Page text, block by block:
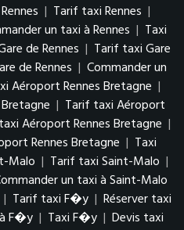
| Tarif taxi Rennes |
un taxi à Rennes | Taxi
de Rennes | Tarif taxi Gare
de Rennes | Commander un
Aéroport Rennes Bretagne |
| Tarif taxi Aéroport
Aéroport Rennes Bretagne |
Rennes Bretagne | Taxi
Malo | Tarif taxi Saint-Malo |
un taxi à Saint-Malo
| Tarif taxi F�y | Réserver taxi
F�y | Taxi F�y | Devis taxi